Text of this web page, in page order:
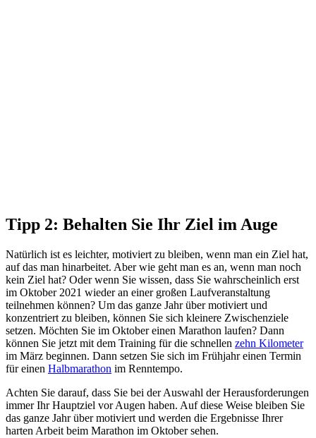
Tipp 2: Behalten Sie Ihr Ziel im Auge
Natürlich ist es leichter, motiviert zu bleiben, wenn man ein Ziel hat,
auf das man hinarbeitet. Aber wie geht man es an, wenn man noch
kein Ziel hat? Oder wenn Sie wissen, dass Sie wahrscheinlich erst
im Oktober 2021 wieder an einer großen Laufveranstaltung
teilnehmen können? Um das ganze Jahr über motiviert und
konzentriert zu bleiben, können Sie sich kleinere Zwischenziele
setzen. Möchten Sie im Oktober einen Marathon laufen? Dann
können Sie jetzt mit dem Training für die schnellen zehn Kilometer
im März beginnen. Dann setzen Sie sich im Frühjahr einen Termin
für einen Halbmarathon im Renntempo.
Achten Sie darauf, dass Sie bei der Auswahl der Herausforderungen
immer Ihr Hauptziel vor Augen haben. Auf diese Weise bleiben Sie
das ganze Jahr über motiviert und werden die Ergebnisse Ihrer
harten Arbeit beim Marathon im Oktober sehen.